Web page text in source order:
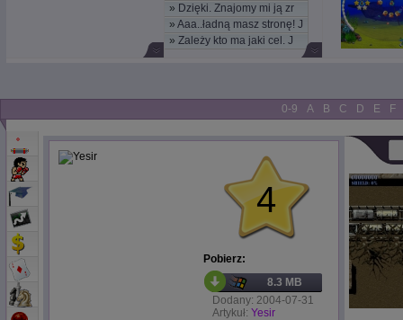
moż
» Dzięki. Znajomy mi ją zr
» Aaa..ładną masz stronę! J
» Zależy kto ma jaki cel. J
0-9 A B C D E F
4
Pobierz:
8.3 MB
Dodany: 2004-07-31
Artykuł: Yesir